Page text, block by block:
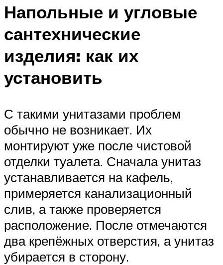
Напольные и угловые
сантехнические
изделия: как их
установить
С такими унитазами проблем
обычно не возникает. Их
монтируют уже после чистовой
отделки туалета. Сначала унитаз
устанавливается на кафель,
примеряется канализационный
слив, а также проверяется
расположение. После отмечаются
два крепёжных отверстия, а унитаз
убирается в сторону.